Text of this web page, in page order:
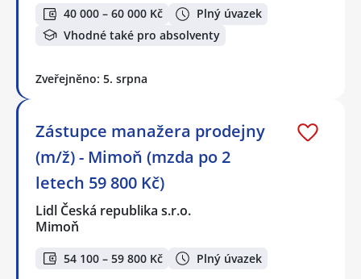
40 000 – 60 000 Kč
Plný úvazek
Vhodné také pro absolventy
Zveřejněno: 5. srpna
Zástupce manažera prodejny
(m/ž) - Mimoň (mzda po 2
letech 59 800 Kč)
Lidl Česká republika s.r.o.
Mimoň
54 100 – 59 800 Kč Plný úvazek